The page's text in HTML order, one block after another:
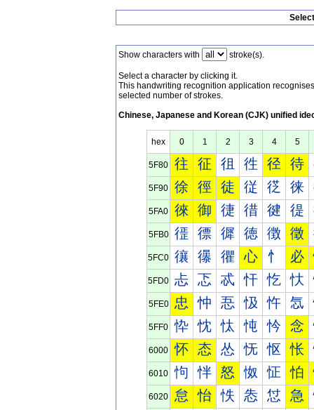
Show characters with stroke(s).
Select a character by clicking it.
This handwriting recognition application
selected number of strokes.
Chinese, Japanese and Korean (CJK) unified
hex 0 1 2 3 4 5
5F80 往 征 徂 徃 径 待
5F90 徐 徑 徒 従 徔 徕
5FA0 徠 御 徢 徣 徤 徥
5FB0 徰 徱 徲 徳 徴 徵
5FC0 忀 忁 忂 心 忄 必
5FD0 忐 忑 忒 忓 忔 忕
5FE0 忠 忡 忢 忣 忤 忥
5FF0 忰 忱 忲 忳 忴 念
6000 怀 态 怂 怃 怄 怅
6010 怐 怑 怒 怓 怔 怕
6020 怠 怡 怢 怣 怤 急